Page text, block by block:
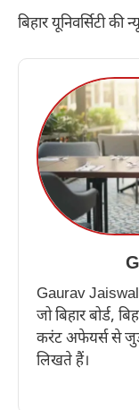
बिहार यूनिवर्सिटी
Gaurav
जो बिहार बोर्ड,
करंट अफेयर्स से
लिखते हैं।